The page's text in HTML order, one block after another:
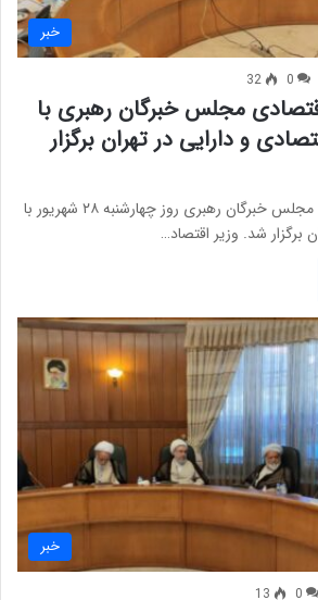
خبر
0
32
مجلس خبرگان رهبری با
و دارایی در تهران برگزار
جلسه کمیسیون اقتصادی مجلس خبرگان رهبری روز چهارشنبه ۲۸ شهریور با
برگزار شد. وزیر اقتصاد…
خبر
0
13